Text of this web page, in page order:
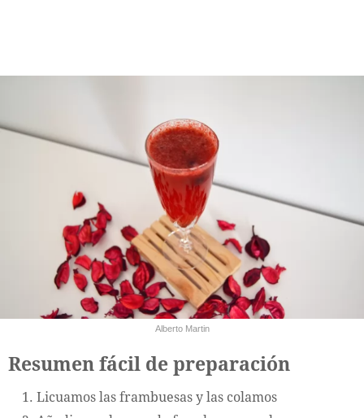
Alberto Martin
Resumen fácil de preparación
Licuamos las frambuesas y las colamos